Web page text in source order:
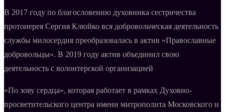
В 2017 году по благословению духовника сестричества
протоиерея Сергия Клюйко вся добровольческая деятельность
службы милосердия преобразовалась в актив «Православные
добровольцы». В 2019 году актив объединил свою
деятельность с волонтерской организацией
«По зову сердца», которая работает в рамках Духовно-
просветительского центра имени митрополита Московского и